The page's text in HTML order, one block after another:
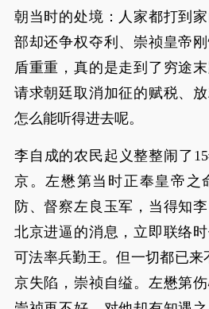
朝当时的处境：人家都打到
部却还争权夺利、崇祯皇帝
盾重重，真的是走到了穷途
请求朝廷取消加征的赋税、
怎么能听得进去呢。
李自成的农民起义整整闹了
京。左懋第当时正奉皇帝之
防、督察左良玉军，当得知
北京进逼的消息，立即联络
可法率兵勤王。但一切都已来
京失陷，崇祯自缢。左懋第